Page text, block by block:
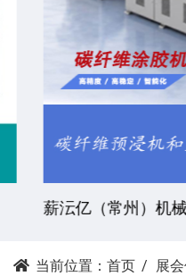
薪沄亿（常州）机械科
当前位置： 首页 展